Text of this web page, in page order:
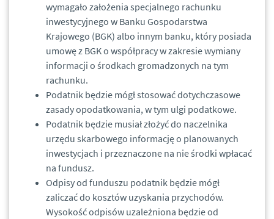
wymagało założenia specjalnego rachunku
inwestycyjnego w Banku Gospodarstwa
Krajowego (BGK) albo innym banku, który posiada
umowę z BGK o współpracy w zakresie wymiany
informacji o środkach gromadzonych na tym
rachunku.
Podatnik będzie mógł stosować dotychczasowe
zasady opodatkowania, w tym ulgi podatkowe.
Podatnik będzie musiał złożyć do naczelnika
urzędu skarbowego informację o planowanych
inwestycjach i przeznaczone na nie środki wpłacać
na fundusz.
Odpisy od funduszu podatnik będzie mógł
zaliczać do kosztów uzyskania przychodów.
Wysokość odpisów uzależniona będzie od